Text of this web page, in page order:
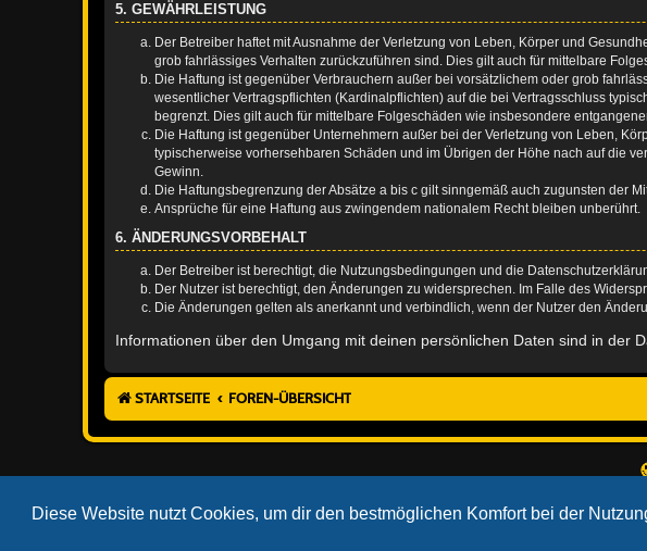
Diese Website nutzt Cookies, um dir den bestmöglichen Komfort bei der
5. GEWÄHRLEISTUNG
Der Betreiber haftet mit Ausnahme der Verletzung von Leben, Körper und
grob fahrlässiges Verhalten zurückzuführen sind. Dies gilt auch für mittelbare
Die Haftung ist gegenüber Verbrauchern außer bei vorsätzlichem oder grob
wesentlicher Vertragspflichten (Kardinalpflichten) auf die bei Vertragsschluss
begrenzt. Dies gilt auch für mittelbare Folgeschäden wie insbesondere
Die Haftung ist gegenüber Unternehmern außer bei der Verletzung von Leben,
typischerweise vorhersehbaren Schäden und im Übrigen der Höhe nach auf die
Gewinn.
Die Haftungsbegrenzung der Absätze a bis c gilt sinngemäß auch zugunsten der
Ansprüche für eine Haftung aus zwingendem nationalem Recht bleiben unberührt.
6. ÄNDERUNGSVORBEHALT
Der Betreiber ist berechtigt, die Nutzungsbedingungen und die
Der Nutzer ist berechtigt, den Änderungen zu widersprechen. Im Falle des
Die Änderungen gelten als anerkannt und verbindlich, wenn der Nutzer den
Informationen über den Umgang mit deinen persönlichen Daten sind in der
STARTSEITE FOREN-ÜBERSICHT